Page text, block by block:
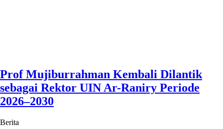
Prof Mujiburrahman Kembali Dilantik
sebagai Rektor UIN Ar-Raniry Periode
2026–2030
Berita